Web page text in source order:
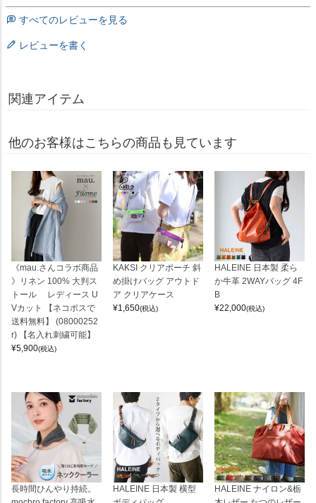
すべてのレビューを見る
レビューを書く
関連アイテム
他のお客様はこちらの商品も見ています
《mau.さんコラボ商品
》リネン 100% 大判ス
トール レディース U
Vカット 【ネコポスで
送料無料】 (08000252
r) 【名入れ刺繍可能】
¥5,900(税込)
KAKSI クリアポーチ 斜
め掛けバッグ アウトド
ア クリアケース
¥1,650(税込)
HALEINE 日本製 柔ら
か牛革 2WAYバッグ 4F
B
¥22,000(税込)
長時間ひんやり持続。
HALEINE 日本製 横型
HALEINE ナイロン&栃